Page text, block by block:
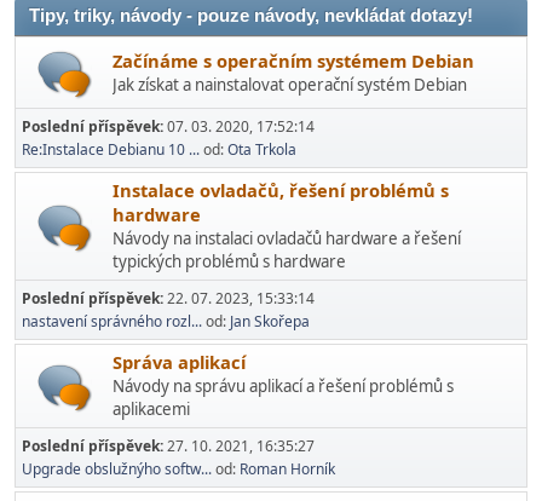
Tipy, triky, návody - pouze návody, nevkládat dotazy!
Začínáme s operačním systémem Debian
Jak získat a nainstalovat operační systém Debian
Poslední příspěvek:07. 03. 2020, 17:52:14
Re:Instalace Debianu 10 ...od:Ota Trkola
Instalace ovladačů, řešení problémů s
hardware
Návody na instalaci ovladačů hardware a řešení
typických problémů s hardware
Poslední příspěvek:22. 07. 2023, 15:33:14
nastavení správného rozl...od: Jan Skořepa
Správa aplikací
Návody na správu aplikací a řešení problémů s
aplikacemi
Poslední příspěvek:27. 10. 2021, 16:35:27
Upgrade obslužnýho softw...od: Roman Horník